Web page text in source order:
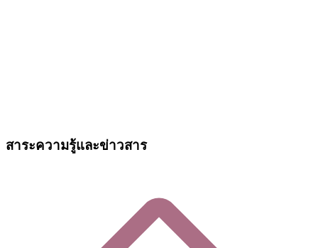
สาระความรู้และข่าวสาร